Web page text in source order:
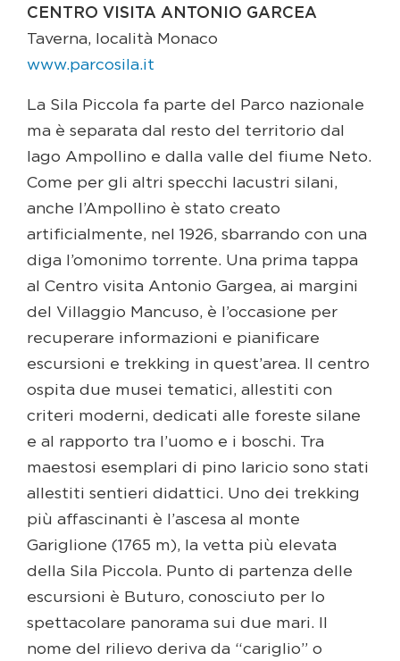
CENTRO VISITA ANTONIO GARCEA
Taverna, località Monaco
www.parcosila.it
La Sila Piccola fa parte del Parco nazionale
ma è separata dal resto del territorio dal
lago Ampollino e dalla valle del fiume Neto.
Come per gli altri specchi lacustri silani,
anche l’Ampollino è stato creato
artificialmente, nel 1926, sbarrando con una
diga l’omonimo torrente. Una prima tappa
al Centro visita Antonio Gargea, ai margini
del Villaggio Mancuso, è l’occasione per
recuperare informazioni e pianificare
escursioni e trekking in quest’area. Il centro
ospita due musei tematici, allestiti con
criteri moderni, dedicati alle foreste silane
e al rapporto tra l’uomo e i boschi. Tra
maestosi esemplari di pino laricio sono stati
allestiti sentieri didattici. Uno dei trekking
più affascinanti è l’ascesa al monte
Gariglione (1765 m), la vetta più elevata
della Sila Piccola. Punto di partenza delle
escursioni è Buturo, conosciuto per lo
spettacolare panorama sui due mari. Il
nome del rilievo deriva da “cariglio” o